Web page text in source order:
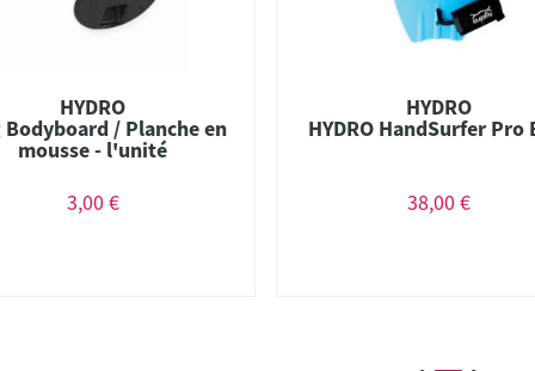
HYDRO
Bodyboard / Planche en
mousse - l'unité
3,00 €
HYDRO
HYDRO HandSurfer Pro
38,00 €